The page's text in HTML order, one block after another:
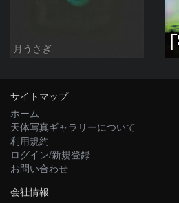
月うさぎ
サイトマップ
ホーム
天体写真ギャラリーについて
利用規約
ログイン/新規登録
お問い合わせ
会社情報